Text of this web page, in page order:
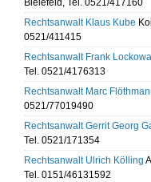
Bielefeld, Tel. 0521/417160
Rechtsanwalt Klaus Kube
0521/411415
Rechtsanwalt Frank
Tel. 0521/4176313
Rechtsanwalt Marc
0521/77019490
Rechtsanwalt Gerrit Georg
Tel. 0521/171354
Rechtsanwalt Ulrich Kölling
Tel. 0151/46131592